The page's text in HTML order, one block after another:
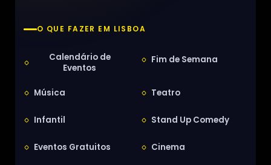
O QUE FAZER EM LISBOA
Calendário de
Eventos
Fim de Semana
Música Teatro
Infantil Stand Up Comedy
Eventos Gratuitos Cinema